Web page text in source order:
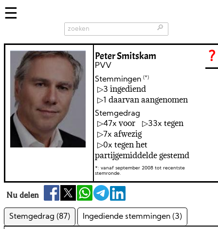
🔎
?
Peter Smitskam
PVV
Stemmingen (*)
3 ingediend
1 daarvan aangenomen
Stemgedrag
47
voor 33 tegen
7 afwezig
0
tegen het
partijgemiddelde gestemd
*: vanaf september 2008 tot recentste
stemronde.
Nu delen
Stemgedrag (87) Ingediende stemmingen (3)